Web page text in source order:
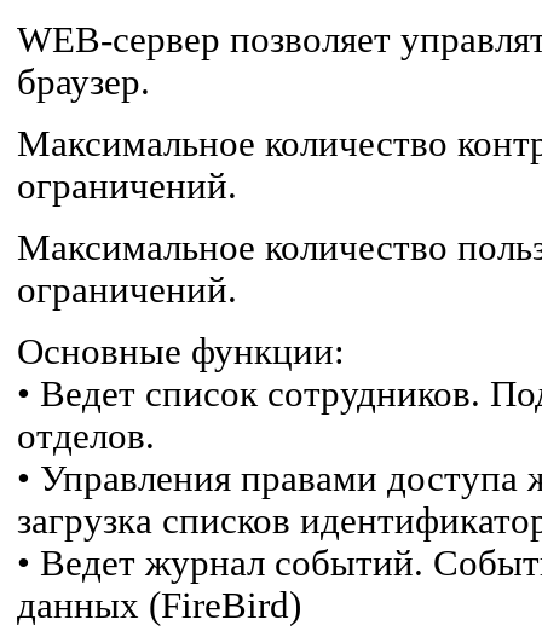
WEB-сервер позволяет
браузер.
Максимальное количество
ограничений.
Максимальное количество
ограничений.
Основные функции:
• Ведет список сотрудников.
отделов.
• Управления правами доступа
загрузка списков
• Ведет журнал событий.
данных (FireBird)